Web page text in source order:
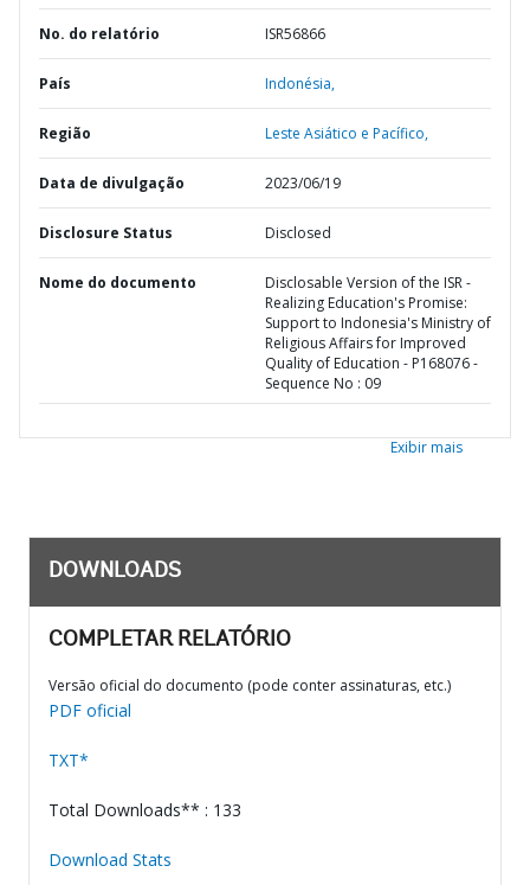
No. do relatório ISR56866
País Indonésia,
Região Leste Asiático e Pacífico,
Data de divulgação 2023/06/19
Disclosure Status Disclosed
Nome do documento
Disclosable Version of the ISR -
Realizing Education's Promise:
Support to Indonesia's Ministry of
Religious Affairs for Improved
Quality of Education - P168076 -
Sequence No : 09
Exibir mais
DOWNLOADS
COMPLETAR RELATÓRIO
Versão oficial do documento (pode conter assinaturas, etc.)
PDF oficial
TXT*
Total Downloads** : 133
Download Stats